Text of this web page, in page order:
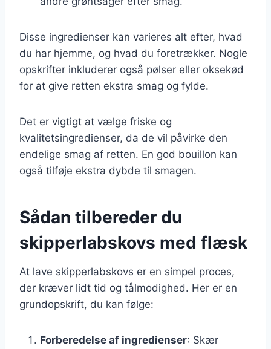
Disse ingredienser kan varieres alt efter, hvad
du har hjemme, og hvad du foretrækker. Nogle
opskrifter inkluderer også pølser eller oksekød
for at give retten ekstra smag og fylde.
Det er vigtigt at vælge friske og
kvalitetsingredienser, da de vil påvirke den
endelige smag af retten. En god bouillon kan
også tilføje ekstra dybde til smagen.
Sådan tilbereder du
skipperlabskovs med flæsk
At lave skipperlabskovs er en simpel proces,
der kræver lidt tid og tålmodighed. Her er en
grundopskrift, du kan følge:
Forberedelse af ingredienser: Skær